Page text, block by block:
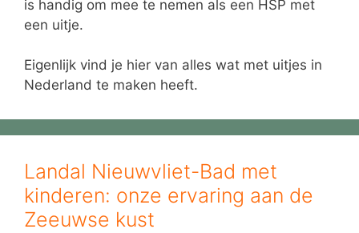
is handig om mee te nemen als een HSP met
een uitje.
Eigenlijk vind je hier van alles wat met uitjes in
Nederland te maken heeft.
Landal Nieuwvliet-Bad met
kinderen: onze ervaring aan de
Zeeuwse kust